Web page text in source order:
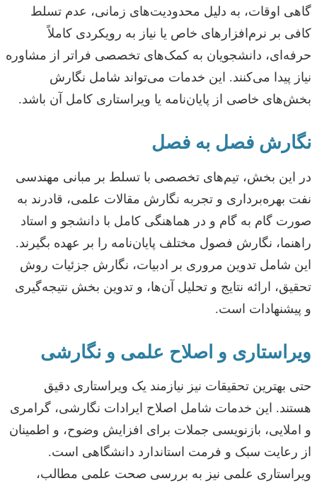
گاهی اوقات، به دلیل محدودیت‌های زمانی، عدم تسلط
کافی بر نرم‌افزارهای خاص یا نیاز به رویکردی کاملاً
حرفه‌ای، دانشجویان به کمک‌های تخصصی فراتر از مشاوره
نیاز پیدا می‌کنند. این خدمات می‌تواند شامل نگارش
بخش‌های خاصی از پایان‌نامه یا ویراستاری کامل آن باشد.
نگارش فصل به فصل
در این بخش، تیم‌های تخصصی با تسلط بر مبانی مهندسی
نفت بهره‌برداری و تجربه نگارش مقالات علمی، قادرند به
صورت گام به گام و در هماهنگی کامل با دانشجو و استاد
راهنما، نگارش فصول مختلف پایان‌نامه را بر عهده بگیرند.
این شامل تدوین مروری بر ادبیات، نگارش جزئیات روش
تحقیق، ارائه نتایج و تحلیل آن‌ها، و تدوین بخش نتیجه‌گیری
و پیشنهادات است.
ویراستاری و اصلاح علمی و نگارشی
حتی بهترین تحقیقات نیز نیازمند یک ویراستاری دقیق
هستند. این خدمات شامل اصلاح ایرادات نگارشی، گرامری
و املایی، بازنویسی جملات برای افزایش وضوح، و اطمینان
از رعایت سبک و فرمت استاندارد دانشگاهی است.
ویراستاری علمی نیز به بررسی صحت علمی مطالب،